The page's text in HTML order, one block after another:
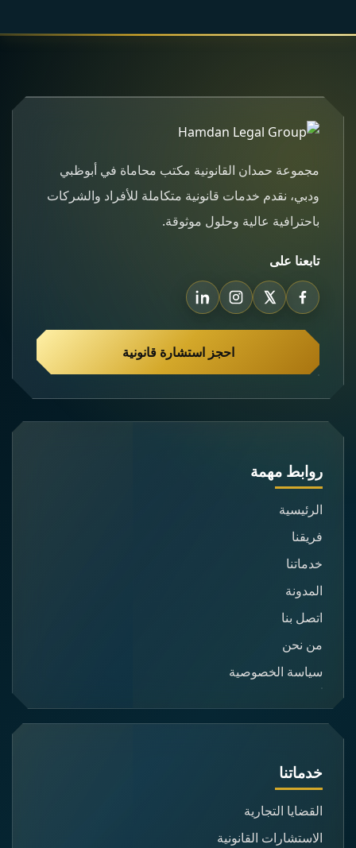
مجموعة حمدان القانونية مكتب محاماة في أبوظبي
ودبي، نقدم خدمات قانونية متكاملة للأفراد والشركات
باحترافية عالية وحلول موثوقة.
تابعنا على
احجز استشارة قانونية
روابط مهمة
الرئيسية
فريقنا
خدماتنا
المدونة
اتصل بنا
من نحن
سياسة الخصوصية
خدماتنا
القضايا التجارية
الاستشارات القانونية